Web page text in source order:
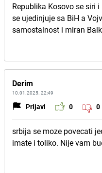
Republika Kosovo se siri
se ujedinjuje sa BiH a
samostalnost i miran
Derim
10.01.2025. 22:49
Prijavi 0 0
srbija se moze povecati
imate i toliko. Nije vam